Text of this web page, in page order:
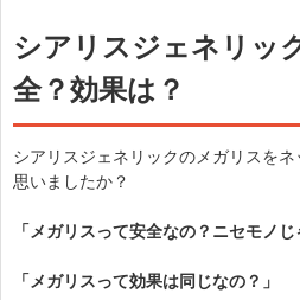
シアリスジェネリッ
全？効果は？
シアリスジェネリックのメガリスを
思いましたか？
「メガリスって安全なの？ニセモノじ
「メガリスって効果は同じなの？」